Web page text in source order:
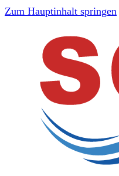
Zum Hauptinhalt springen